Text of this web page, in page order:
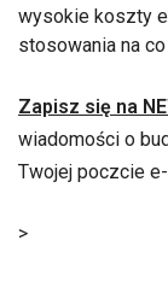
wysokie koszty
stosowania na
Zapisz się na
wiadomości o
Twojej poczcie
>